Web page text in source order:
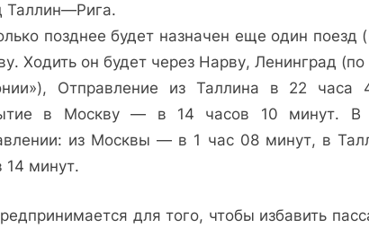
Таллин—Рига.
позднее будет назначен еще один поезд
Ходить он будет через Нарву, Ленинград
Отправление из Таллина в 22 часа
в Москву — в 14 часов 10 минут. В
из Москвы — в 1 час 08 минут, в
14 минут.
для того, чтобы избавить